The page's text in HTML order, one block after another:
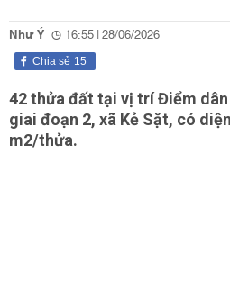
Như Ý 16:55 | 28/06/2026
15
Chia sẻ
42 thửa đất tại vị trí Điểm
giai đoạn 2, xã Kẻ Sặt, có
m2/thửa.